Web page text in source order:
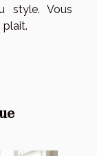
style. Vous